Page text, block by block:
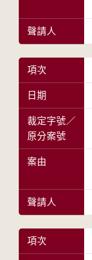
聲請人
項次
日期
裁定字號／
原分案號
案由
聲請人
項次